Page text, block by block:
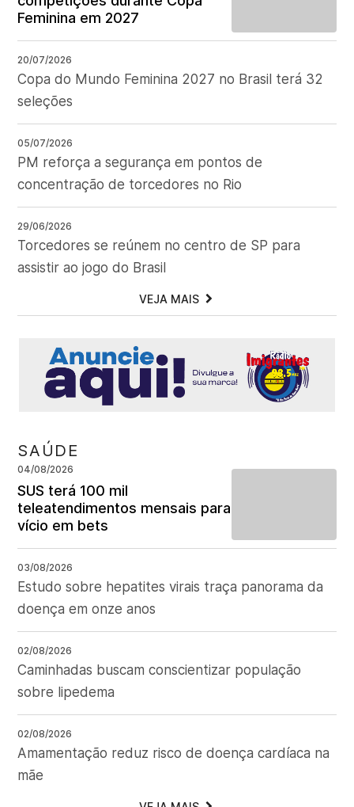
Feminina em 2027
20/07/2026
Copa do Mundo Feminina 2027 no Brasil terá 32
seleções
05/07/2026
PM reforça a segurança em pontos de
concentração de torcedores no Rio
29/06/2026
Torcedores se reúnem no centro de SP para
assistir ao jogo do Brasil
VEJA MAIS
SAÚDE
04/08/2026
SUS terá 100 mil
teleatendimentos mensais para
vício em bets
03/08/2026
Estudo sobre hepatites virais traça panorama da
doença em onze anos
02/08/2026
Caminhadas buscam conscientizar população
sobre lipedema
02/08/2026
Amamentação reduz risco de doença cardíaca na
mãe